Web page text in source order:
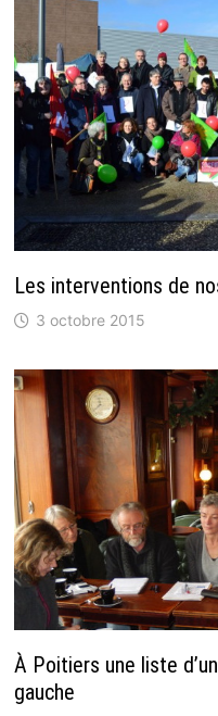
Les interventions de
3 octobre 2015
À Poitiers une liste
gauche